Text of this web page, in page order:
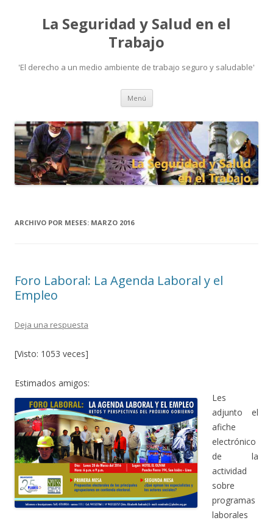
La Seguridad y Salud en el
Trabajo
'El derecho a un medio ambiente de trabajo seguro y saludable'
Menú Ir
contenido
ARCHIVO POR MESES: MARZO 2016
Foro Laboral: La Agenda Laboral y el
Empleo
Deja una respuesta
[Visto: 1053 veces]
Estimados amigos:
Les
adjunto el
afiche
electrónico
de la
actividad
sobre
programas
laborales